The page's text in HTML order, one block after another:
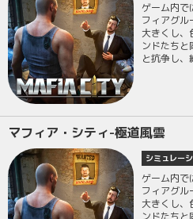
ゲーム内で
フィアグル
大きくし、
ンドたち
と抗争し、
マフィア・シティ-極道風雲
シミュレー
ゲーム内で
フィアグル
大きくし、